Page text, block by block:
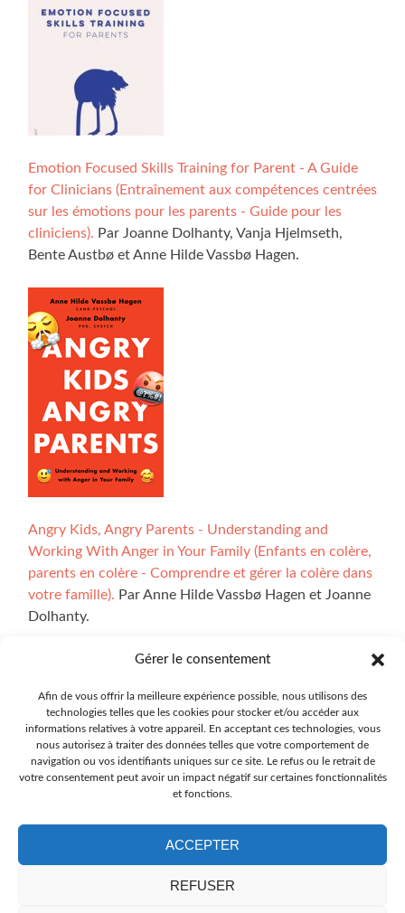
Gérer le consentement
Afin de vous offrir la meilleure expérience possible, nous utilisons des
technologies telles que les cookies pour stocker et/ou accéder aux
informations relatives à votre appareil. En acceptant ces technologies, vous
nous autorisez à traiter des données telles que votre comportement de
navigation ou vos identifiants uniques sur ce site. Le refus ou le retrait de
votre consentement peut avoir un impact négatif sur certaines fonctionnalités
et fonctions.
ACCEPTER
REFUSER
Emotion Focused Skills Training for Parent - A Guide
for Clinicians (Entraînement aux compétences centrées
sur les émotions pour les parents - Guide pour les
cliniciens). Par Joanne Dolhanty, Vanja Hjelmseth,
Bente Austbø et Anne Hilde Vassbø Hagen.
Angry Kids, Angry Parents - Understanding and
Working With Anger in Your Family (Enfants en colère,
parents en colère - Comprendre et gérer la colère dans
votre famille). Par Anne Hilde Vassbø Hagen et Joanne
Dolhanty.
Toutes les illustrations sur le site sont réalisées par Ingrid
Marie Bøhler Høvik. Les sections interactives du site ont
été développées à l'aide de la technologie nommée
Explorable et nous devons un grand merci à Oskar